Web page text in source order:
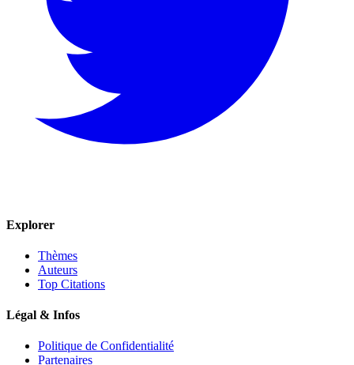
Explorer
Thèmes
Auteurs
Top Citations
Légal & Infos
Politique de Confidentialité
Partenaires